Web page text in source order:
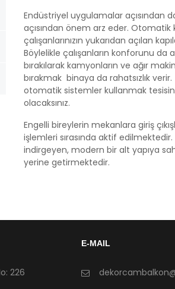
Endüstriyel uygulamalar açısından
açısından önem arz eder. Otomatik
çalışanlarınızın yukarıdan açılan
Böylelikle çalışanların konforunu da
bırakılarak kamyonların ve ağır
bırakmak binaya da rahatsızlık
otomatik sistemler kullanmak
olacaksınız.
Engelli bireylerin mekanlara giriş
işlemleri sırasında aktif
indirgeyen, modern bir alt yapıya
yerine getirmektedir.
226
E-MAIL